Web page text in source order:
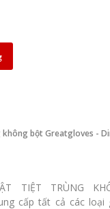
bột Greatgloves -
TIỆT TRÙNG
cấp tất cả các